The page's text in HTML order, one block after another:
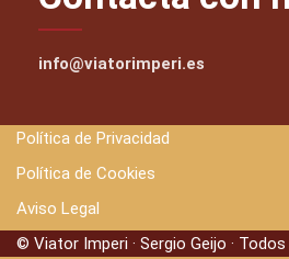
info@viatorimperi.es
Política de Privacidad
Política de Cookies
Aviso Legal
© Viator Imperi · Sergio Geijo ·